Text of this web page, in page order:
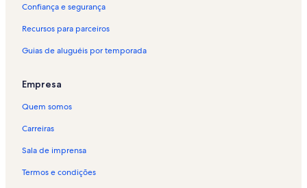
Confiança e segurança
Recursos para parceiros
Guias de aluguéis por temporada
Empresa
Quem somos
Carreiras
Sala de imprensa
Termos e condições